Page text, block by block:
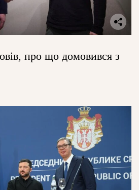
про що домовився з